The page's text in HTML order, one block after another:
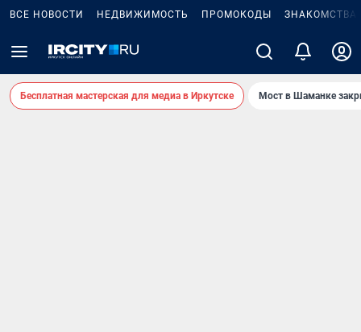
ВСЕ НОВОСТИ НЕДВИЖИМОСТЬ ПРОМОКОДЫ ЗНАКОМСТВА
Бесплатная мастерская для медиа в Иркутске Мост в Шаманке